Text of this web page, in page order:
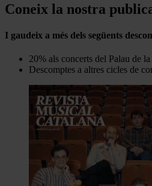
Coneix la nostra
I gaudeix a més dels següents
20% als concerts del Palau de
Descomptes a altres cicles de